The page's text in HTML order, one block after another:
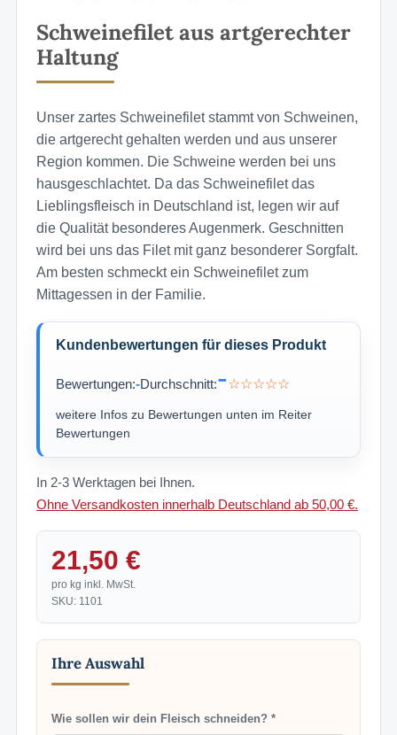
Schweinefilet aus artgerechter
Haltung
Unser zartes Schweinefilet stammt von Schweinen,
die artgerecht gehalten werden und aus unserer
Region kommen. Die Schweine werden bei uns
hausgeschlachtet. Da das Schweinefilet das
Lieblingsfleisch in Deutschland ist, legen wir auf
die Qualität besonderes Augenmerk. Geschnitten
wird bei uns das Filet mit ganz besonderer Sorgfalt.
Am besten schmeckt ein Schweinefilet zum
Mittagessen in der Familie.
Kundenbewertungen für dieses Produkt
Bewertungen:-Durchschnitt:-☆☆☆☆☆
weitere Infos zu Bewertungen unten im Reiter
Bewertungen
In 2-3 Werktagen bei Ihnen.
Ohne Versandkosten innerhalb Deutschland ab 50,00 €.
21,50 €
pro kg inkl. MwSt.
SKU: 1101
Ihre Auswahl
Wie sollen wir dein Fleisch schneiden? *